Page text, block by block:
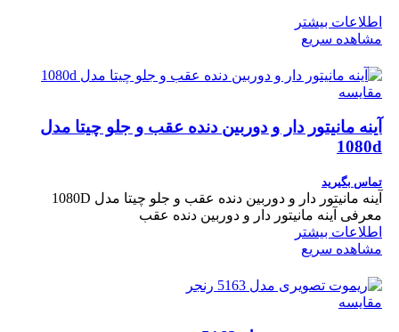
اطلاعات بیشتر
مشاهده سریع
مقایسه
آینه مانیتور دار و دوربین دنده عقب و جلو چیتا مدل
1080d
تماس بگیرید
آینه مانیتور دار و دوربین دنده عقب و جلو چیتا مدل 1080D
معرفی آینه مانیتور دار و دوربین دنده عقب
اطلاعات بیشتر
مشاهده سریع
مقایسه